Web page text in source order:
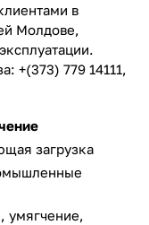
в
Молдове,
+(373) 779 14111,
загрузка
умягчение,